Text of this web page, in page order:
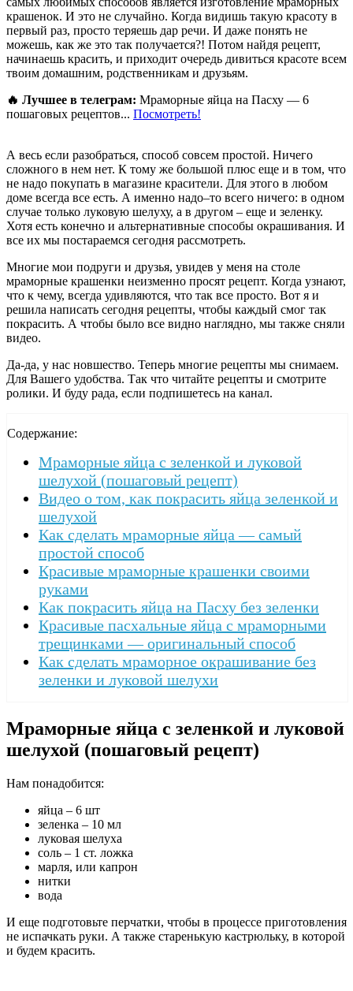
крашенок. И это не случайно. Когда видишь такую красоту в
первый раз, просто теряешь дар речи. И даже понять не
можешь, как же это так получается?! Потом найдя рецепт,
начинаешь красить, и приходит очередь дивиться красоте всем
твоим домашним, родственникам и друзьям.
🔥 Лучшее в телеграм: Мраморные яйца на Пасху — 6
пошаговых рецептов... Посмотреть!
А весь если разобраться, способ совсем простой. Ничего
сложного в нем нет. К тому же большой плюс еще и в том, что
не надо покупать в магазине красители. Для этого в любом
доме всегда все есть. А именно надо–то всего ничего: в одном
случае только луковую шелуху, а в другом – еще и зеленку.
Хотя есть конечно и альтернативные способы окрашивания. И
все их мы постараемся сегодня рассмотреть.
Многие мои подруги и друзья, увидев у меня на столе
мраморные крашенки неизменно просят рецепт. Когда узнают,
что к чему, всегда удивляются, что так все просто. Вот я и
решила написать сегодня рецепты, чтобы каждый смог так
покрасить. А чтобы было все видно наглядно, мы также сняли
видео.
Да-да, у нас новшество. Теперь многие рецепты мы снимаем.
Для Вашего удобства. Так что читайте рецепты и смотрите
ролики. И буду рада, если подпишетесь на канал.
Содержание:
Мраморные яйца с зеленкой и луковой
шелухой (пошаговый рецепт)
Видео о том, как покрасить яйца зеленкой и
шелухой
Как сделать мраморные яйца — самый
простой способ
Красивые мраморные крашенки своими
руками
Как покрасить яйца на Пасху без зеленки
Красивые пасхальные яйца с мраморными
трещинками — оригинальный способ
Как сделать мраморное окрашивание без
зеленки и луковой шелухи
Мраморные яйца с зеленкой и луковой
шелухой (пошаговый рецепт)
Нам понадобится:
яйца – 6 шт
зеленка – 10 мл
луковая шелуха
соль – 1 ст. ложка
марля, или капрон
нитки
вода
И еще подготовьте перчатки, чтобы в процессе приготовления
не испачкать руки. А также старенькую кастрюльку, в которой
и будем красить.